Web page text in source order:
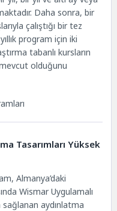
Daha sonra, bir
çalıştığı bir tez
program için iki
tabanlı kursların
olduğunu
Tasarımları Yüksek
Almanya’daki
Wismar Uygulamalı
aydınlatma